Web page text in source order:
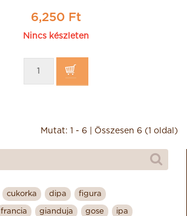
6,250 Ft
Nincs készleten
Mutat: 1 - 6 | Összesen 6 (1 oldal)
cukorka dipa figura
francia gianduja gose ipa